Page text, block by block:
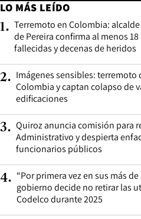
LO MÁS LEÍDO
1. Terremoto en Colombia:
de Pereira confirma al menos
fallecidas y decenas de heridos
2. Imágenes sensibles: terremoto
Colombia y captan colapso de
edificaciones
3. Quiroz anuncia comisión para
Administrativo y despierta
funcionarios públicos
4. “Por primera vez en sus más de
gobierno decide no retirar las
Codelco durante 2025